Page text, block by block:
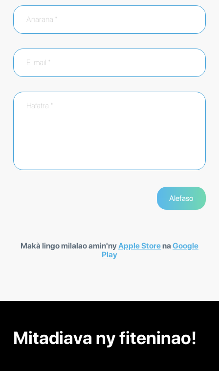
Makà lingo milalao amin'nyApple Storena Google
Play
Mitadiava ny fiteninao!